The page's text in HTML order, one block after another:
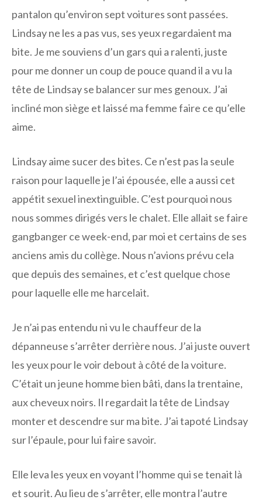
pantalon qu’environ sept voitures sont passées.
Lindsay ne les a pas vus, ses yeux regardaient ma
bite. Je me souviens d’un gars qui a ralenti, juste
pour me donner un coup de pouce quand il a vu la
tête de Lindsay se balancer sur mes genoux. J’ai
incliné mon siège et laissé ma femme faire ce qu’elle
aime.
Lindsay aime sucer des bites. Ce n’est pas la seule
raison pour laquelle je l’ai épousée, elle a aussi cet
appétit sexuel inextinguible. C’est pourquoi nous
nous sommes dirigés vers le chalet. Elle allait se faire
gangbanger ce week-end, par moi et certains de ses
anciens amis du collège. Nous n’avions prévu cela
que depuis des semaines, et c’est quelque chose
pour laquelle elle me harcelait.
Je n’ai pas entendu ni vu le chauffeur de la
dépanneuse s’arrêter derrière nous. J’ai juste ouvert
les yeux pour le voir debout à côté de la voiture.
C’était un jeune homme bien bâti, dans la trentaine,
aux cheveux noirs. Il regardait la tête de Lindsay
monter et descendre sur ma bite. J’ai tapoté Lindsay
sur l’épaule, pour lui faire savoir.
Elle leva les yeux en voyant l’homme qui se tenait là
et sourit. Au lieu de s’arrêter, elle montra l’autre